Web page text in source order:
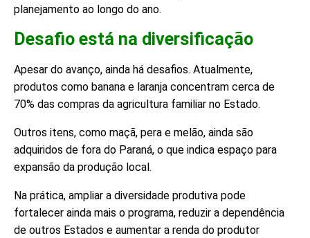
planejamento ao longo do ano.
Desafio está na diversificação
Apesar do avanço, ainda há desafios. Atualmente,
produtos como banana e laranja concentram cerca de
70% das compras da agricultura familiar no Estado.
Outros itens, como maçã, pera e melão, ainda são
adquiridos de fora do Paraná, o que indica espaço para
expansão da produção local.
Na prática, ampliar a diversidade produtiva pode
fortalecer ainda mais o programa, reduzir a dependência
de outros Estados e aumentar a renda do produtor